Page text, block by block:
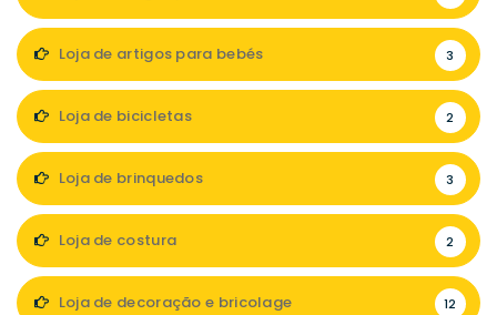
Loja de artigos para bebés 3
Loja de bicicletas 2
Loja de brinquedos 3
Loja de costura 2
Loja de decoração e bricolage 12